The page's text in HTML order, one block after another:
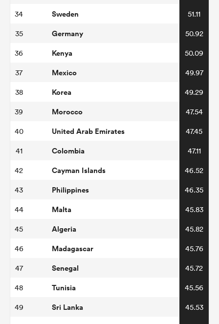
34 Sweden 51.11
35 Germany 50.92
36 Kenya 50.09
37 Mexico 49.97
38 Korea 49.29
39 Morocco 47.54
40 United Arab Emirates 47.45
41 Colombia 47.11
42 Cayman Islands 46.52
43 Philippines 46.35
44 Malta 45.83
45 Algeria 45.82
46 Madagascar 45.76
47 Senegal 45.72
48 Tunisia 45.56
49 Sri Lanka 45.53